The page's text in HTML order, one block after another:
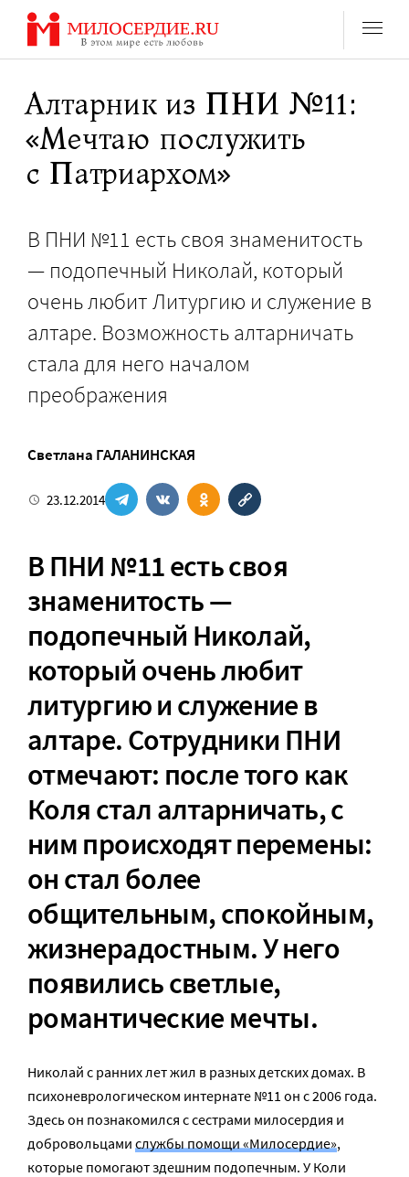
Перейти
содержанию
Алтарник из ПНИ №11:
«Мечтаю послужить
с Патриархом»
В ПНИ №11 есть своя знаменитость
— подопечный Николай, который
очень любит Литургию и служение в
алтаре. Возможность алтарничать
стала для него началом
преображения
Светлана ГАЛАНИНСКАЯ
23.12.2014
В ПНИ №11есть своя
знаменитость —
подопечный Николай,
который очень любит
литургию и служение в
алтаре. Сотрудники ПНИ
отмечают: после того как
Коля стал алтарничать, с
ним происходят перемены:
он стал более
общительным, спокойным,
жизнерадостным. У него
появились светлые,
романтические мечты.
Николай с ранних лет жил в разных детских домах. В
психоневрологическом интернате №11 он с 2006 года.
Здесь он познакомился с сестрами милосердия и
добровольцами службы помощи «Милосердие»,
которые помогают здешним подопечным. У Коли